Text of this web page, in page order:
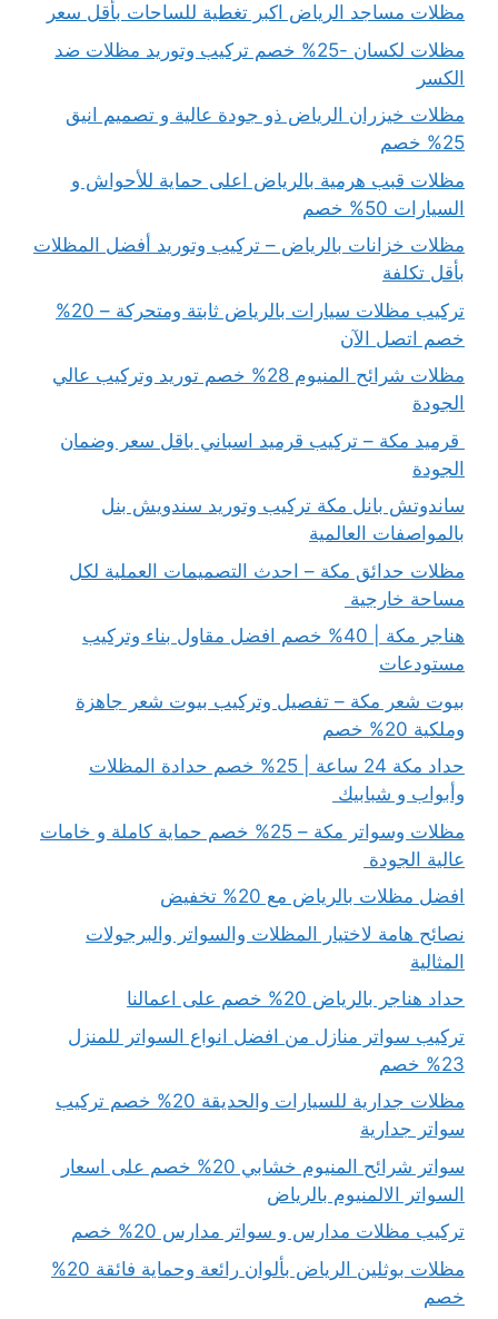
مظلات مساجد الرياض اكبر تغطية للساحات بأقل سعر
مظلات لكسان -25% خصم تركيب وتوريد مظلات ضد
الكسر
مظلات خيزران الرياض ذو جودة عالية و تصميم انيق
25% خصم
مظلات قبب هرمية بالرياض اعلى حماية للأحواش و
السيارات 50% خصم
مظلات خزانات بالرياض – تركيب وتوريد أفضل المظلات
بأقل تكلفة
تركيب مظلات سيارات بالرياض ثابتة ومتحركة – 20%
خصم اتصل الآن
مظلات شرائح المنيوم 28% خصم توريد وتركيب عالي
الجودة
قرميد مكة – تركيب قرميد اسباني باقل سعر وضمان
الجودة
ساندوتش بانل مكة تركيب وتوريد سندويش بنل
بالمواصفات العالمية
مظلات حدائق مكة – احدث التصميمات العملية لكل
مساحة خارجية
هناجر مكة | 40% خصم افضل مقاول بناء وتركيب
مستودعات
بيوت شعر مكة – تفصيل وتركيب بيوت شعر جاهزة
وملكية 20% خصم
حداد مكة 24 ساعة | 25% خصم حدادة المظلات
وأبواب و شبابيك
مظلات وسواتر مكة – 25% خصم حماية كاملة و خامات
عالية الجودة
افضل مظلات بالرياض مع 20% تخفيض
نصائح هامة لاختيار المظلات والسواتر والبرجولات
المثالية
حداد هناجر بالرياض 20% خصم على اعمالنا
تركيب سواتر منازل من افضل انواع السواتر للمنزل
23% خصم
مظلات جدارية للسيارات والحديقة 20% خصم تركيب
سواتر جدارية
سواتر شرائح المنيوم خشابي 20% خصم على اسعار
السواتر الالمنيوم بالرياض
تركيب مظلات مدارس و سواتر مدارس 20% خصم
مظلات بوثلين الرياض بألوان رائعة وحماية فائقة 20%
خصم